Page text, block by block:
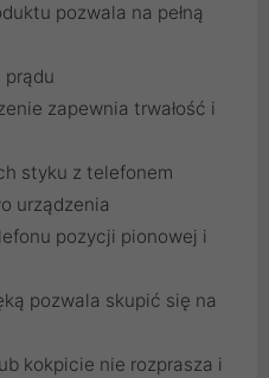
pozwala na pełną
prądu
zapewnia trwałość i
styku z telefonem
urządzenia
pozycji pionowej i
pozwala skupić się na
kokpicie nie rozprasza i